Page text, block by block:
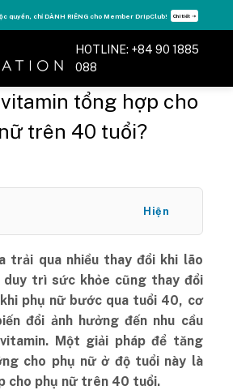
quyền, chỉ DÀNH RIÊNG cho Member DripClub! Chi tiết ➝
HOTLINE: +84 90 1885
088
tổng hợp cho
trên 40 tuổi?
Hiện
trải qua nhiều thay đổi khi lão
duy trì sức khỏe cũng thay đổi
phụ nữ bước qua tuổi 40, cơ
đổi ảnh hưởng đến nhu cầu
Một giải pháp để tăng
cho phụ nữ ở độ tuổi này là
cho phụ nữ trên 40 tuổi.